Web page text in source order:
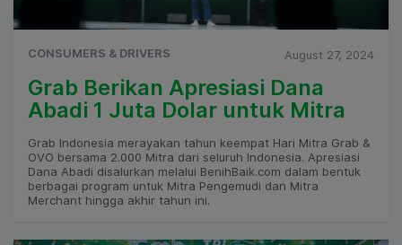
CONSUMERS & DRIVERS August 27, 2024
Grab Berikan Apresiasi Dana
Abadi 1 Juta Dolar untuk Mitra
Grab Indonesia merayakan tahun keempat Hari Mitra Grab &
OVO bersama 2.000 Mitra dari seluruh Indonesia. Apresiasi
Dana Abadi disalurkan melalui BenihBaik.com dalam bentuk
berbagai program untuk Mitra Pengemudi dan Mitra
Merchant hingga akhir tahun ini.